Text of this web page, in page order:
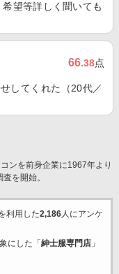
望等詳しく聞いても
66.38点
してくれた（20代／
ンを前身企業に1967年より
を開始。
利用した2,186人にアンケ
にした「 紳士服専門店」